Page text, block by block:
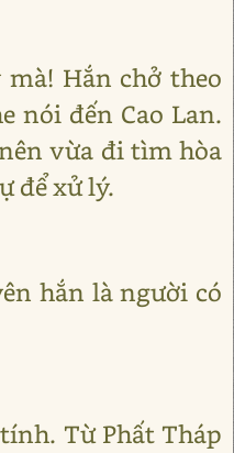
Hắn chở theo
nói đến Cao Lan.
vừa đi tìm hòa
để xử lý.
hắn là người có
Từ Phất Tháp